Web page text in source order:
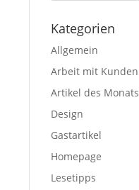
Kategorien
Allgemein
Arbeit mit Kunden
Artikel des Monats
Design
Gastartikel
Homepage
Lesetipps